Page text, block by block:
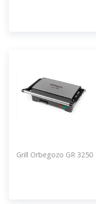
Grill Orbegozo GR 3250